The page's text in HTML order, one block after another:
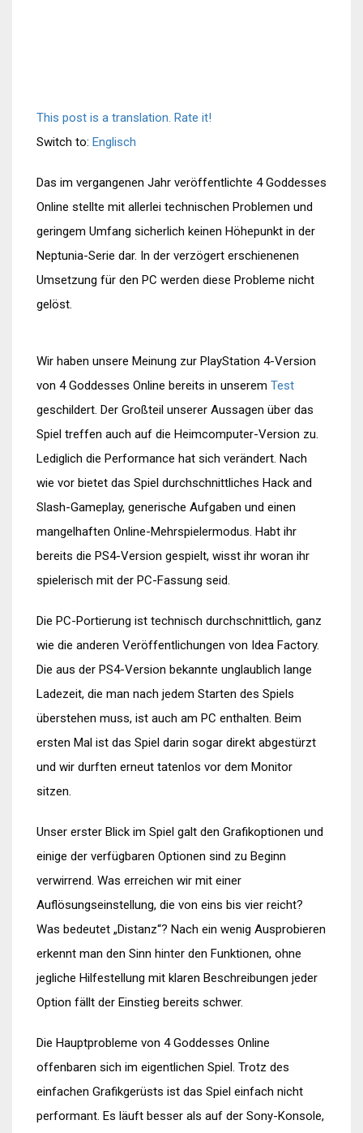
This post is a translation. Rate it!
Switch to: Englisch
Das im vergangenen Jahr veröffentlichte 4 Goddesses
Online stellte mit allerlei technischen Problemen und
geringem Umfang sicherlich keinen Höhepunkt in der
Neptunia-Serie dar. In der verzögert erschienenen
Umsetzung für den PC werden diese Probleme nicht
gelöst.
Wir haben unsere Meinung zur PlayStation 4-Version
von 4 Goddesses Online bereits in unserem Test
geschildert. Der Großteil unserer Aussagen über das
Spiel treffen auch auf die Heimcomputer-Version zu.
Lediglich die Performance hat sich verändert. Nach
wie vor bietet das Spiel durchschnittliches Hack and
Slash-Gameplay, generische Aufgaben und einen
mangelhaften Online-Mehrspielermodus. Habt ihr
bereits die PS4-Version gespielt, wisst ihr woran ihr
spielerisch mit der PC-Fassung seid.
Die PC-Portierung ist technisch durchschnittlich, ganz
wie die anderen Veröffentlichungen von Idea Factory.
Die aus der PS4-Version bekannte unglaublich lange
Ladezeit, die man nach jedem Starten des Spiels
überstehen muss, ist auch am PC enthalten. Beim
ersten Mal ist das Spiel darin sogar direkt abgestürzt
und wir durften erneut tatenlos vor dem Monitor
sitzen.
Unser erster Blick im Spiel galt den Grafikoptionen und
einige der verfügbaren Optionen sind zu Beginn
verwirrend. Was erreichen wir mit einer
Auflösungseinstellung, die von eins bis vier reicht?
Was bedeutet „Distanz“? Nach ein wenig Ausprobieren
erkennt man den Sinn hinter den Funktionen, ohne
jegliche Hilfestellung mit klaren Beschreibungen jeder
Option fällt der Einstieg bereits schwer.
Die Hauptprobleme von 4 Goddesses Online
offenbaren sich im eigentlichen Spiel. Trotz des
einfachen Grafikgerüsts ist das Spiel einfach nicht
performant. Es läuft besser als auf der Sony-Konsole,